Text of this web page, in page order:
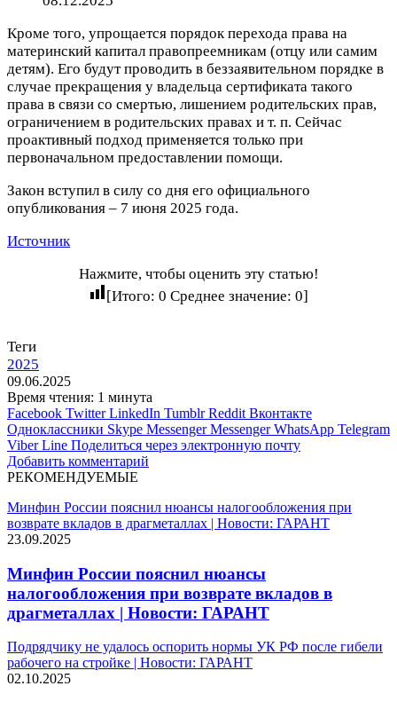
Кроме того, упрощается порядок перехода права на
материнский капитал правопреемникам (отцу или самим
детям). Его будут проводить в беззаявительном порядке в
случае прекращения у владельца сертификата такого
права в связи со смертью, лишением родительских прав,
ограничением в родительских правах и т. п. Сейчас
проактивный подход применяется только при
первоначальном предоставлении помощи.
Закон вступил в силу со дня его официального
опубликования – 7 июня 2025 года.
Источник
Нажмите, чтобы оценить эту статью!
[Итого: 0 Среднее значение: 0]
Теги
2025
09.06.2025
Время чтения: 1 минута
Facebook Twitter LinkedIn Tumblr Reddit Вконтакте
Одноклассники Skype Messenger Messenger WhatsApp Telegram
Viber Line Поделиться через электронную почту
Добавить комментарий
РЕКОМЕНДУЕМЫЕ
Минфин России пояснил нюансы налогообложения при
возврате вкладов в драгметаллах | Новости: ГАРАНТ
23.09.2025
Минфин России пояснил нюансы
налогообложения при возврате вкладов в
драгметаллах | Новости: ГАРАНТ
Подрядчику не удалось оспорить нормы УК РФ после гибели
рабочего на стройке | Новости: ГАРАНТ
02.10.2025